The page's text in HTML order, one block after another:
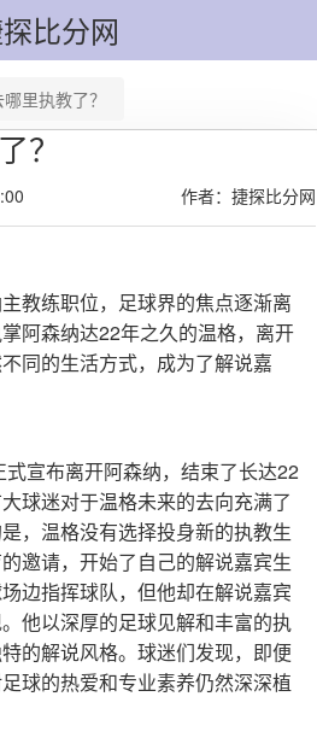
比分网
里执教了？
？
作者：捷探比分网
练职位，足球界的焦点逐渐离
阿森纳达22年之久的温格，离开
同的生活方式，成为了解说嘉
宣布离开阿森纳，结束了长达22
球迷对于温格未来的去向充满了
，温格没有选择投身新的执教生
邀请，开始了自己的解说嘉宾生
边指挥球队，但他却在解说嘉宾
他以深厚的足球见解和丰富的执
的解说风格。球迷们发现，即便
球的热爱和专业素养仍然深深植